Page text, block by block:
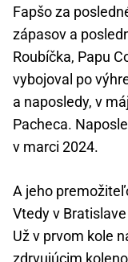
Fapšo za
zápasov a
Roubíčka, Papu
vybojoval po
a naposledy, v
Pacheca.
v marci 2024.
A jeho
Vtedy v
Už v prvom kole
zdrvujúcim